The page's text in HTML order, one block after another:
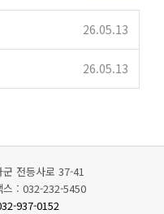
26.05.13
26.05.13
전등사로 37-41
스 : 032-232-5450
937-0152